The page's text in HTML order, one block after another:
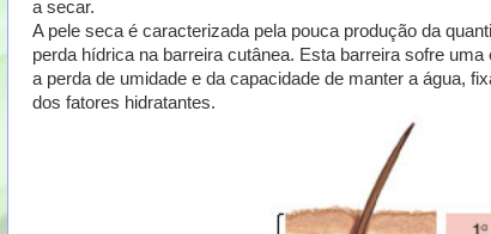
a secar.
A pele seca é caracterizada pela pouca produção da
perda hídrica na barreira cutânea. Esta barreira sofre
a perda de umidade e da capacidade de manter a água,
dos fatores hidratantes.